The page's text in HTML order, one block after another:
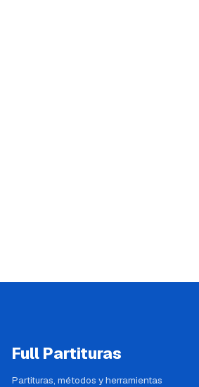
Full Partituras
Partituras, métodos y herramientas